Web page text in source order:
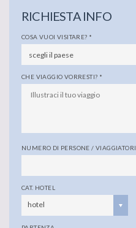
RICHIESTA INFO
COSA VUOI VISITARE? *
CHE VIAGGIO VORRESTI? *
NUMERO DI PERSONE / VIAGGIATORI
CAT. HOTEL
hotel